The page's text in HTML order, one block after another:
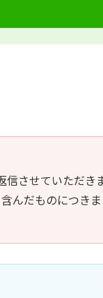
させていただきま
んだものにつき